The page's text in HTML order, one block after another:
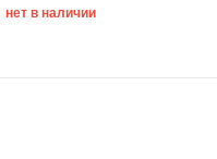
нет в наличии